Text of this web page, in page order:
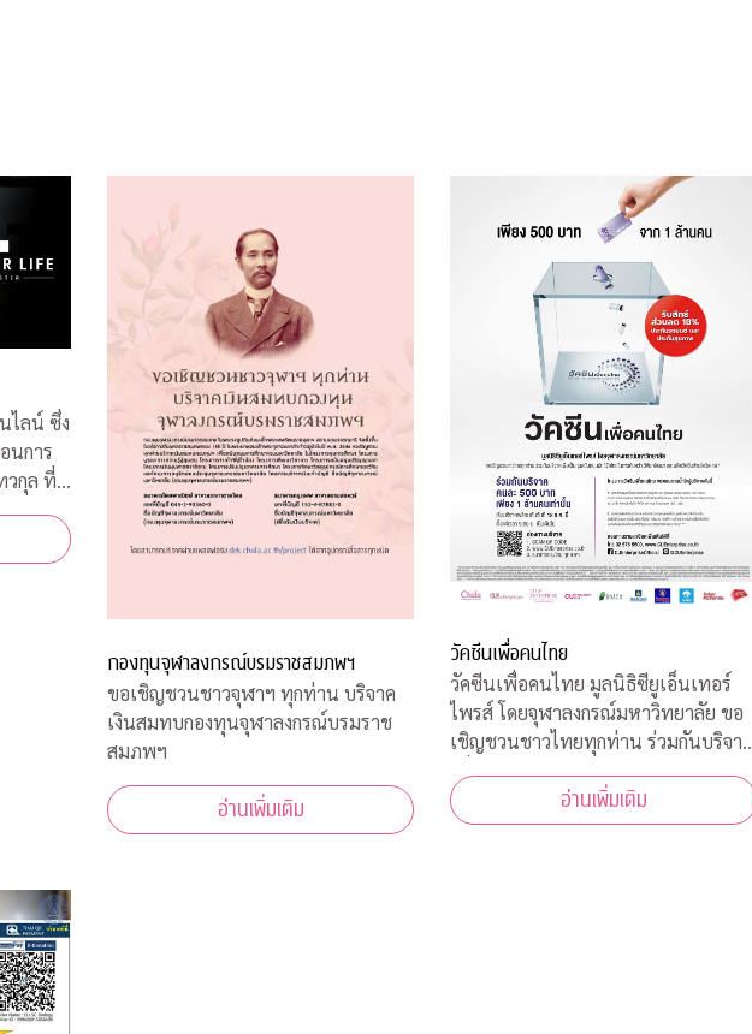
ไลน์ ซึ่ง
นการ
วกุล ที่
ทุก
ได้รับ
งคุณวุฒิ
กองทุนจุฬาลงกรณ์บรมราชสมภพฯ
ขอเชิญชวนชาวจุฬาฯ ทุกท่าน บริจาค
เงินสมทบกองทุนจุฬาลงกรณ์บรมราช
สมภพฯ
อ่านเพิ่มเติม
วัคซีนเพื่อคนไทย
วัคซีนเพื่อคนไทย มูลนิธิซียูเอ็นเทอร์
ไพรส์ โดยจุฬาลงกรณ์มหาวิทยาลัย ขอ
เชิญชวนชาวไทยทุกท่าน ร่วมกันบริจาค
เพื่อเป็นทุนสนับสนุน นักวิจัยไทยในการ
ค้นคว้าวิจัย พัฒนา และผลิตวัคซีนต้าน
โควิด-19*
อ่านเพิ่มเติม